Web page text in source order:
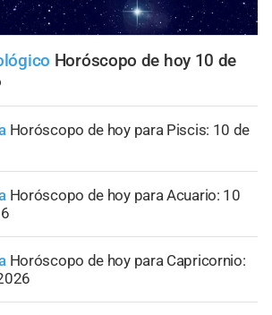
Horóscopo de hoy 10 de
Horóscopo de hoy para Piscis: 10 de
Horóscopo de hoy para Acuario: 10
Horóscopo de hoy para Capricornio: